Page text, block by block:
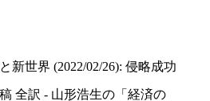
新世界 (2022/02/26): 侵略成功
全訳 - 山形浩生の「経済の